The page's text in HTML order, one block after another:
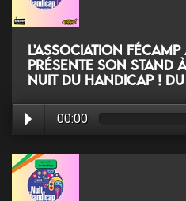
L'association
présente son stand
Nuit du Handicap ! du
00:00